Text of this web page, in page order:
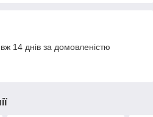
14 днів за домовленістю